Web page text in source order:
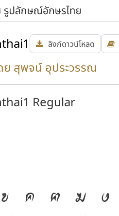
ลิงก์ดาวน์โหลด
ย สุพจน์ อุประวรรณ
Regular
ฃ ค ฅ ฆ ง